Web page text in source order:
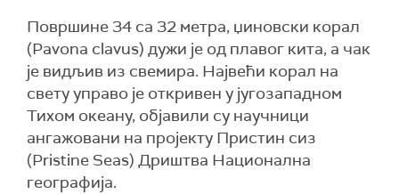
Површине 34 са 32 метра, џиновски корал
(Pavona clavus) дужи је од плавог кита, а чак
је видљив из свемира. Највећи корал на
свету управо је откривен у југозападном
Тихом океану, објавили су научници
ангажовани на пројекту Пристин сиз
(Pristine Seas) Дриштва Национална
географија.